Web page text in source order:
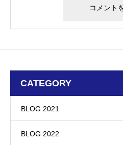
CATEGORY
BLOG 2021
BLOG 2022